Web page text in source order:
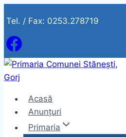
to
content
Tel. / Fax: 0253.278719
Acasă
Anunțuri
Primaria